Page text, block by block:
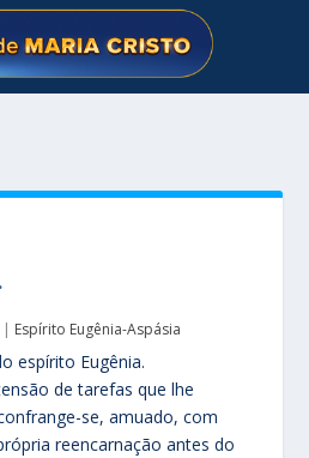
| Espírito Eugênia-Aspásia
espírito Eugênia.
de tarefas que lhe
se, amuado, com
reencarnação antes do